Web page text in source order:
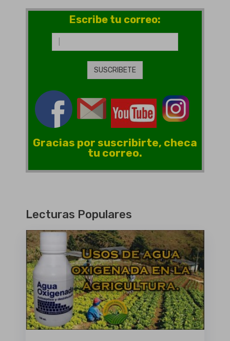
Escribe tu correo:
Gracias por suscribirte, checa
tu correo.
Lecturas Populares